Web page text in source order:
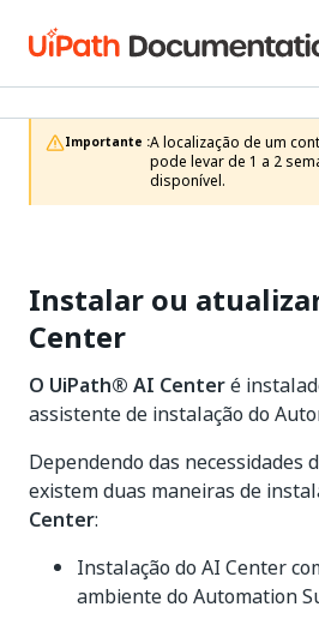
Importante :A localização de um
pode levar de 1 a 2
disponível.
Instalar ou
Center
O UiPath® AI Centeré
assistente de instalação do
Dependendo das necessidades
existem duas maneiras de
Center:
Instalação do AI Center
ambiente do Automation